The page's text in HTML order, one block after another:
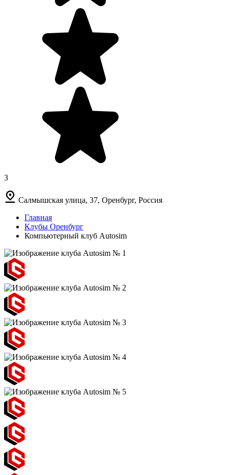
3
Салмышская улица, 37, Оренбург, Россия
Главная
Клубы Оренбург
Компьютерный клуб Autosim